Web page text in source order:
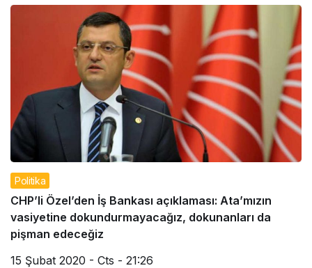
Politika
CHP’li Özel’den İş Bankası açıklaması: Ata’mızın
vasiyetine dokundurmayacağız, dokunanları da
pişman edeceğiz
15 Şubat 2020 - Cts - 21:26